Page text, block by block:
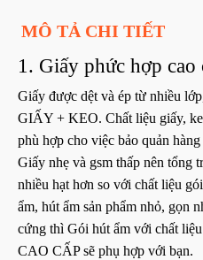
MÔ TẢ CHI TIẾT
1. Giấy phức hợp cao
Giấy được dệt và ép từ nhiều
GIẤY + KEO. Chất liệu giấy,
phù hợp cho việc bảo quản hàng
Giấy nhẹ và gsm thấp nên tổng
nhiều hạt hơn so với chất liệu
ẩm, hút ẩm sản phẩm nhỏ, gọn
cứng thì Gói hút ẩm với chất
CAO CẤP sẽ phụ hợp với bạn.